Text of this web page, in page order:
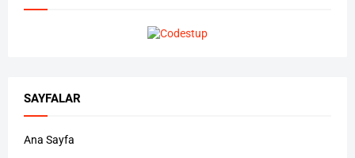
SAYFALAR
Ana Sayfa